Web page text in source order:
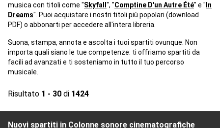
musica con titoli come "Skyfall ", "Comptine D'un Autre Été" e " In
Dreams". Puoi acquistare i nostri titoli più popolari (download
PDF) o abbonarti per accedere all'intera libreria.
Suona, stampa, annota e ascolta i tuoi spartiti ovunque. Non
importa quali siano le tue competenze: ti offriamo spartiti da
facili ad avanzati e ti sosteniamo in tutto il tuo percorso
musicale.
Risultato 1 - 30 di 1424
Nuovi spartiti in Colonne sonore cinematografiche